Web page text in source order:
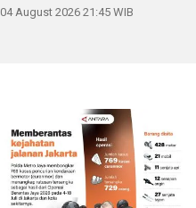
04 August 2026 21:45 WIB